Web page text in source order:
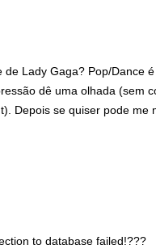
Lady Gaga? Pop/Dance
dê uma olhada (sem
Depois se quiser pode me
to database failed!???